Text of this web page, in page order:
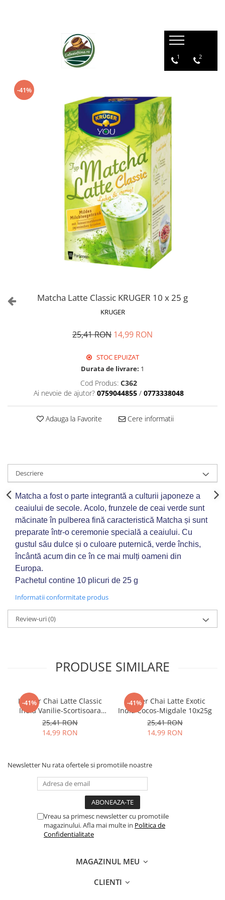
1 2
-41%
Matcha Latte Classic KRUGER 10 x 25 g
KRUGER
25,41 RON 14,99 RON
STOC EPUIZAT
Durata de livrare: 1
Cod Produs: C362
Ai nevoie de ajutor? 0759044855 / 0773338048
Adauga la Favorite Cere informatii
Descriere
Matcha a fost o parte integrantă a culturii japoneze a
ceaiului de secole. Acolo, frunzele de ceai verde sunt
măcinate în pulberea fină caracteristică Matcha și sunt
preparate într-o ceremonie specială a ceaiului. Cu
gustul său dulce și o culoare puternică, verde închis,
încântă acum din ce în ce mai mulți oameni din
Europa.
Pachetul contine 10 plicuri de 25 g
Informatii conformitate produs
Review-uri(0)
PRODUSE SIMILARE
-41%
Kruger Chai Latte Classic
India Vanilie-Scortisoara
10x25g
25,41 RON
14,99 RON
-41%
Kruger Chai Latte Exotic
India Cocos-Migdale 10x25g
25,41 RON
14,99 RON
Newsletter Nu rata ofertele si promotiile noastre
Vreau sa primesc newsletter cu promotiile
magazinului. Afla mai multe in Politica de
Confidentialitate
MAGAZINUL MEU
CLIENTI